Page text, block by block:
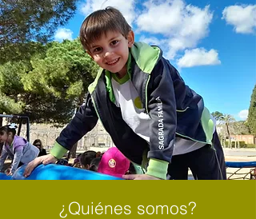
¿Quiénes somos?